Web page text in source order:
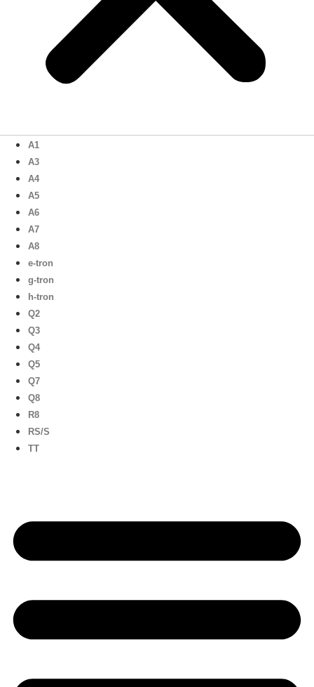
A1
A3
A4
A5
A6
A7
A8
e-tron
g-tron
h-tron
Q2
Q3
Q4
Q5
Q7
Q8
R8
RS/S
TT